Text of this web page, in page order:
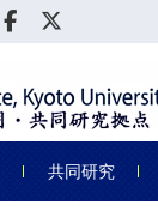
共同研究